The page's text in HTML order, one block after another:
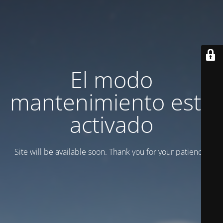
El modo
mantenimiento está
activado
Site will be available soon. Thank you for your patience!